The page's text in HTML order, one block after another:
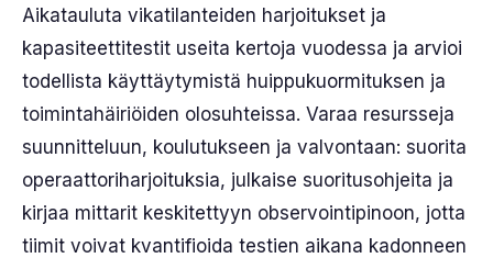
Aikatauluta vikatilanteiden harjoitukset ja
kapasiteettitestit useita kertoja vuodessa ja arvioi
todellista käyttäytymistä huippukuormituksen ja
toimintahäiriöiden olosuhteissa. Varaa resursseja
suunnitteluun, koulutukseen ja valvontaan: suorita
operaattoriharjoituksia, julkaise suoritusohjeita ja
kirjaa mittarit keskitettyyn observointipinoon, jotta
tiimit voivat kvantifioida testien aikana kadonneen